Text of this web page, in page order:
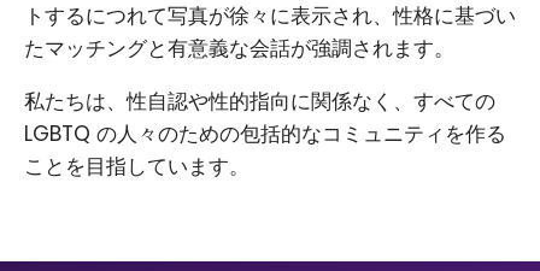
トするにつれて写真が徐々に表示され、性格に基づい
たマッチングと有意義な会話が強調されます。
私たちは、性自認や性的指向に関係なく、すべての
LGBTQ の人々のための包括的なコミュニティを作る
ことを目指しています。